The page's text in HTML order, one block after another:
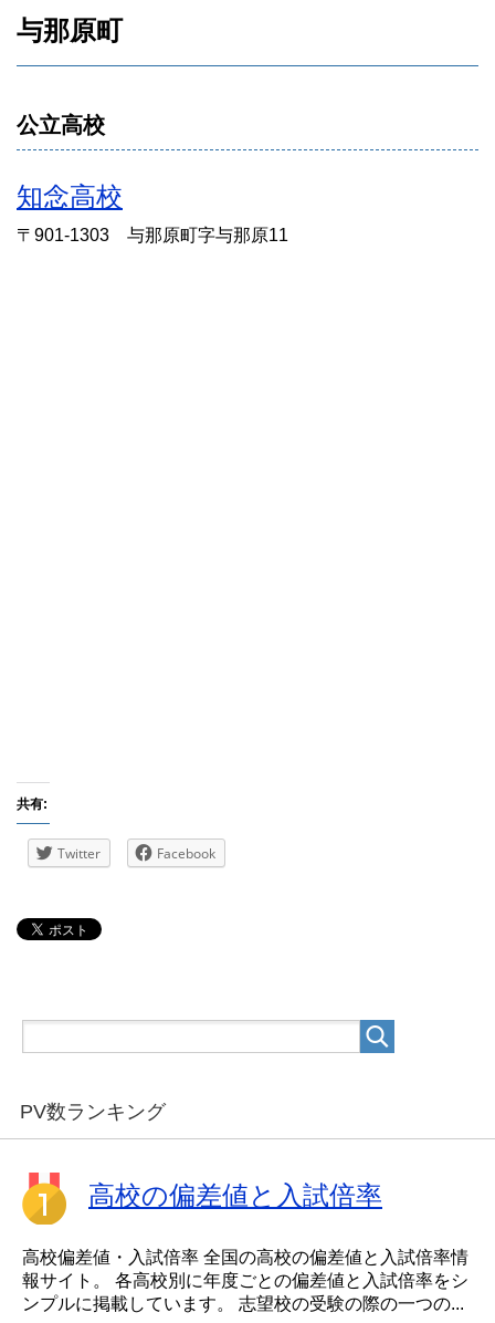
与那原町
公立高校
知念高校
〒901-1303 与那原町字与那原11
共有:
Twitter Facebook
PV数ランキング
高校の偏差値と入試倍率
高校偏差値・入試倍率 全国の高校の偏差値と入試倍率情
報サイト。 各高校別に年度ごとの偏差値と入試倍率をシ
ンプルに掲載しています。 志望校の受験の際の一つの...